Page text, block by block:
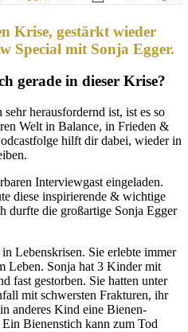
Krise, gestärkt wieder
Special mit Sonja Egger.
gerade in dieser Krise?
herausfordernd ist, ist es so
Welt in Balance, in Frieden &
hilft dir dabei, wieder in
Interviewgast eingeladen.
diese inspirierende & wichtige
durfte die großartige Sonja Egger
Lebenskrisen. Sie erlebte immer
Leben. Sonja hat 3 Kinder mit
fast gestorben. Sie hatten unter
mit schwersten Frakturen, ihr
anderes Kind eine Bienen-
Bienenstich kann zum Tod